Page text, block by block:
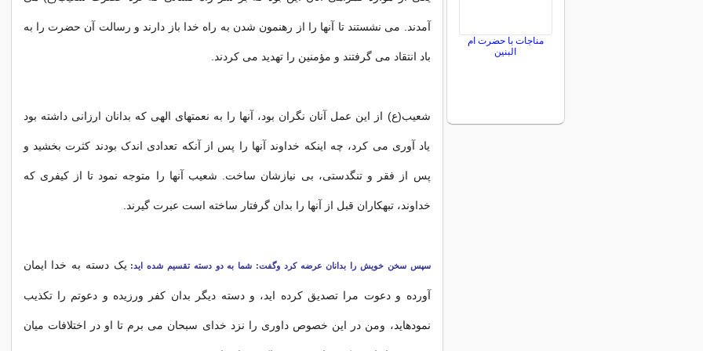
‏آمدند. مى‏ نشستند تا آنها را از رهنمون شدن به راه خدا باز دارند و رسالت آن حضرت را به
باد انتقاد مى‏ گرفتند و مؤمنین را تهدید مى‏ کردند.
شعیب(ع) از این عمل آنان نگران بود، آنها را به نعمت‏هاى الهى که بدانان ارزانى داشته بود
یاد آورى مى‏ کرد، چه این‏که خداوند آنها را پس از آن‏که تعدادى اندک بودند کثرت بخشید و
پس از فقر و تنگدستى، بى‏ نیازشان ساخت. شعیب آنها را متوجه نمود تا از کیفرى که
خداوند، تبهکاران قبل از آنها را بدان گرفتار ساخته است عبرت گیرند.
سپس سخن خویش را بدانان عرضه کرد وگفت: شما به دو دسته تقسیم شده‏ اید: یک دسته به خدا ایمان
آورده و دعوت مرا تصدیق کرده ‏اید، و دسته دیگر بدان کفر ورزیده و دعوتم را تکذیب
نموده‏اید، ومن در این خصوص داورى را نزد خداى سبحان مى‏ برم تا او در اختلافات میان
مناجات با حضرت ام
البنین